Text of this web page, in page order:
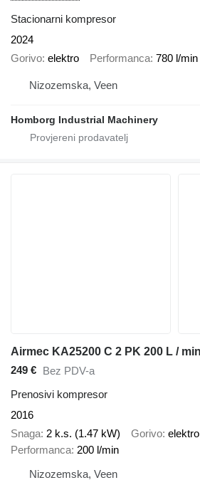
Stacionarni kompresor
2024
Gorivo elektro Performanca 780 l/min
Nizozemska, Veen
Homborg Industrial Machinery
249 € Bez PDV-a
Prenosivi kompresor
2016
Snaga 2 k.s. (1.47 kW) Gorivo elektro
Performanca 200 l/min
Nizozemska, Veen